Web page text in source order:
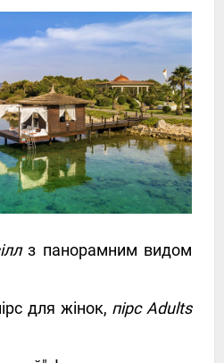
з панорамним видом
для жінок, пірс Adults